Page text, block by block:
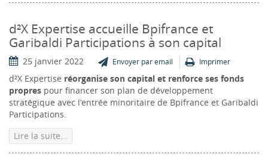
d²X Expertise accueille Bpifrance et
Garibaldi Participations à son capital
25 janvier 2022 Envoyer par email Imprimer
d²X Expertise réorganise son capital et renforce ses fonds
propres pour financer son plan de développement
stratégique avec l’entrée minoritaire de Bpifrance et Garibaldi
Participations.
Lire la suite...